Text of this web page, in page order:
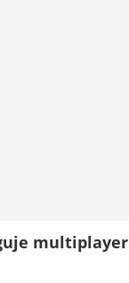
multiplayer